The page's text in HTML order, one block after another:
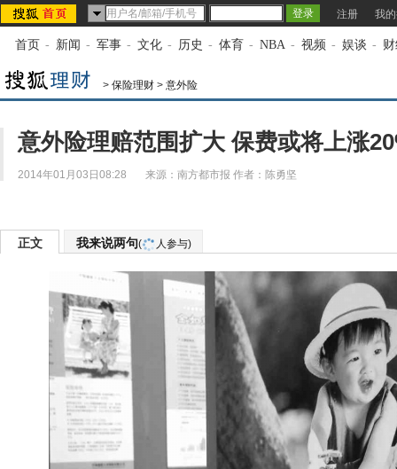
注册 我
首页 - 新闻 - 军事 - 文化 - 历史 - 体育 - NBA - 视频 - 娱谈 -
> 保险理财 > 意外险
意外险理赔范围扩大 保费或将上涨
2014年01月03日08:28 来源： 南方都市报 作者：陈勇坚
正文 我来说两句( 人参与)